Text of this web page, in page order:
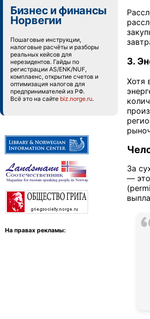
Бизнес и финансы
Норвегии
Пошаговые инструкции,
налоговые расчёты и разборы
реальных кейсов для
нерезидентов. Гайды по
регистрации AS/ENK/NUF,
комплаенс, открытие счетов и
оптимизация налогов для
предпринимателей из РФ.
Всё это на сайте biz.norge.ru.
На правах рекламы:
3.
Хотя
За
—